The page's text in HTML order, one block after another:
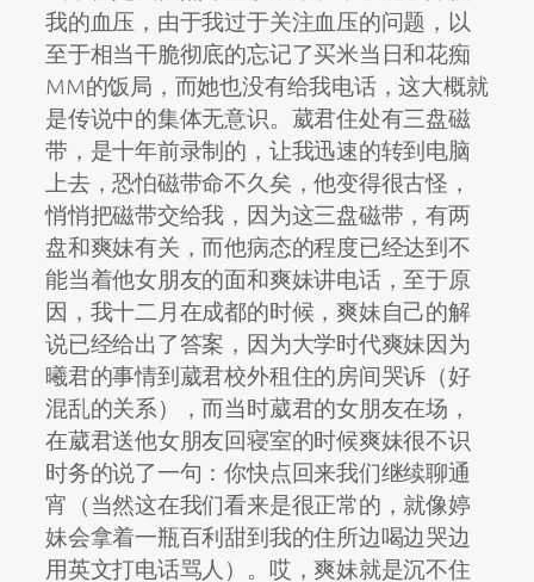
我的血压，由于我过于关注血压的问题，以
至于相当干脆彻底的忘记了买米当日和花痴
MM的饭局，而她也没有给我电话，这大概就
是传说中的集体无意识。葳君住处有三盘磁
带，是十年前录制的，让我迅速的转到电脑
上去，恐怕磁带命不久矣，他变得很古怪，
悄悄把磁带交给我，因为这三盘磁带，有两
盘和爽妹有关，而他病态的程度已经达到不
能当着他女朋友的面和爽妹讲电话，至于原
因，我十二月在成都的时候，爽妹自己的解
说已经给出了答案，因为大学时代爽妹因为
曦君的事情到葳君校外租住的房间哭诉（好
混乱的关系），而当时葳君的女朋友在场，
在葳君送他女朋友回寝室的时候爽妹很不识
时务的说了一句：你快点回来我们继续聊通
宵（当然这在我们看来是很正常的，就像婷
妹会拿着一瓶百利甜到我的住所边喝边哭边
用英文打电话骂人）。哎，爽妹就是沉不住